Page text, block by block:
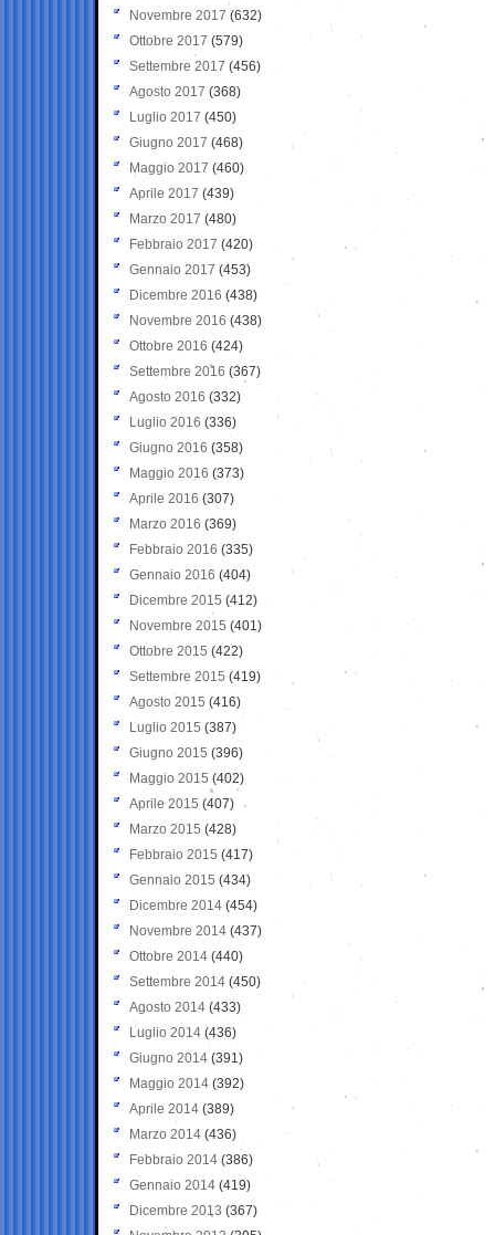
Novembre 2017 (632)
Ottobre 2017 (579)
Settembre 2017 (456)
Agosto 2017 (368)
Luglio 2017 (450)
Giugno 2017 (468)
Maggio 2017 (460)
Aprile 2017 (439)
Marzo 2017 (480)
Febbraio 2017 (420)
Gennaio 2017 (453)
Dicembre 2016 (438)
Novembre 2016 (438)
Ottobre 2016 (424)
Settembre 2016 (367)
Agosto 2016 (332)
Luglio 2016 (336)
Giugno 2016 (358)
Maggio 2016 (373)
Aprile 2016 (307)
Marzo 2016 (369)
Febbraio 2016 (335)
Gennaio 2016 (404)
Dicembre 2015 (412)
Novembre 2015 (401)
Ottobre 2015 (422)
Settembre 2015 (419)
Agosto 2015 (416)
Luglio 2015 (387)
Giugno 2015 (396)
Maggio 2015 (402)
Aprile 2015 (407)
Marzo 2015 (428)
Febbraio 2015 (417)
Gennaio 2015 (434)
Dicembre 2014 (454)
Novembre 2014 (437)
Ottobre 2014 (440)
Settembre 2014 (450)
Agosto 2014 (433)
Luglio 2014 (436)
Giugno 2014 (391)
Maggio 2014 (392)
Aprile 2014 (389)
Marzo 2014 (436)
Febbraio 2014 (386)
Gennaio 2014 (419)
Dicembre 2013 (367)